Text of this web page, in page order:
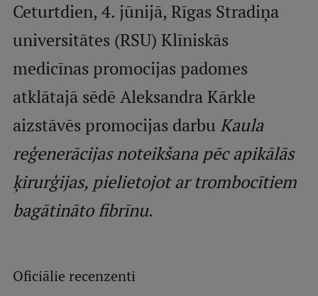
Mobile
galvenā
izvēlne
Studiju iespējas
Pamatstudiju programmas
Maģistra studiju programmas
Doktorantūra
Rezidentūra
Uzņemšana
Ceturtdien, 4. jūnijā, Rīgas Stradiņa
universitātes (RSU) Klīniskās
medicīnas promocijas padomes
atklātajā sēdē Aleksandra Kārkle
aizstāvēs promocijas darbu Kaula
reģenerācijas noteikšana pēc apikālās
ķirurģijas, pielietojot ar trombocītiem
bagātināto fibrīnu.
Oficiālie recenzenti​​​​​